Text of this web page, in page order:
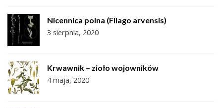
Nicennica polna (Filago arvensis)
3 sierpnia, 2020
Krwawnik – zioło wojowników
4 maja, 2020